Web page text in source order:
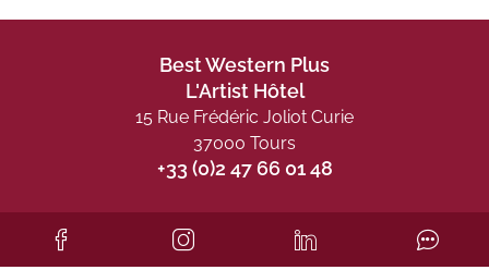
Best Western Plus
L'Artist Hôtel
15 Rue Frédéric Joliot Curie
37000 Tours
+33 (0)2 47 66 01 48